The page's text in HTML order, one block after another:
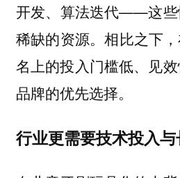
开发、算法迭代——这些
稀缺的资源。相比之下
名上的投入门槛低、见
品牌的优先选择。
行业更需要技术投入